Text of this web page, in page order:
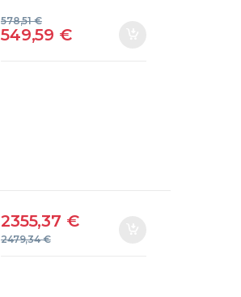
549,59 €
578,51€
2355,37 €
2479,34€